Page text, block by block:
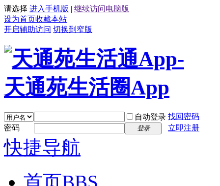
请选择 进入手机版 | 继续访问电脑版
设为首页收藏本站
开启辅助访问 切换到窄版
自动登录 找回密码
密码
登录 立即注册
快捷导航
首页BBS